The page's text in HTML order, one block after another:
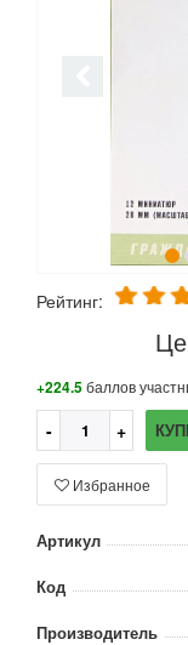
Рейтинг:
+224.5баллов
Избранное
Артикул
Код
Производитель